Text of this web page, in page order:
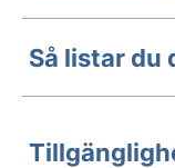
Så listar du